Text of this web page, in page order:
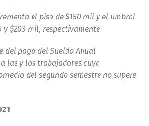
el piso de $150 mil y el umbral
y $203 mil, respectivamente
del pago del Sueldo Anual
las y los trabajadores cuya
del segundo semestre no supere